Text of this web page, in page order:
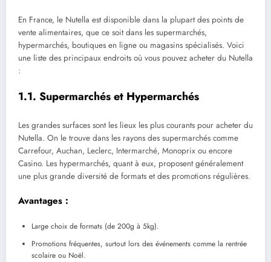
En France, le Nutella est disponible dans la plupart des points de
vente alimentaires, que ce soit dans les supermarchés,
hypermarchés, boutiques en ligne ou magasins spécialisés. Voici
une liste des principaux endroits où vous pouvez acheter du Nutella
:
1.1. Supermarchés et Hypermarchés
Les grandes surfaces sont les lieux les plus courants pour acheter du
Nutella. On le trouve dans les rayons des supermarchés comme
Carrefour, Auchan, Leclerc, Intermarché, Monoprix ou encore
Casino. Les hypermarchés, quant à eux, proposent généralement
une plus grande diversité de formats et des promotions régulières.
Avantages :
Large choix de formats (de 200g à 5kg).
Promotions fréquentes, surtout lors des événements comme la rentrée
scolaire ou Noël.